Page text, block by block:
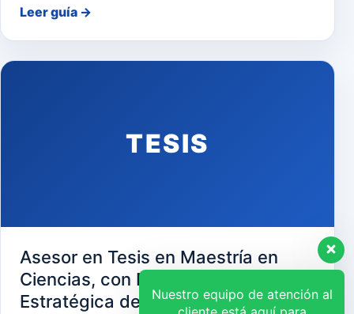
Leer guía →
TESIS
Asesor en Tesis en Maestría en
Ciencias, con Mención en Gerencia
Estratégica de Recursos Humanos
Nuestro equipo de atención al